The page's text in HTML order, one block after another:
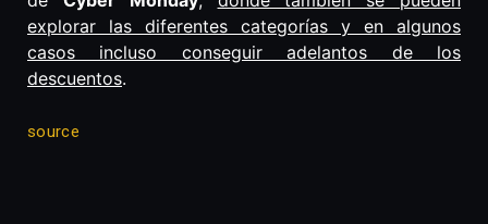
explorar las diferentes categorías y en algunos
casos incluso conseguir adelantos de los
descuentos.
source